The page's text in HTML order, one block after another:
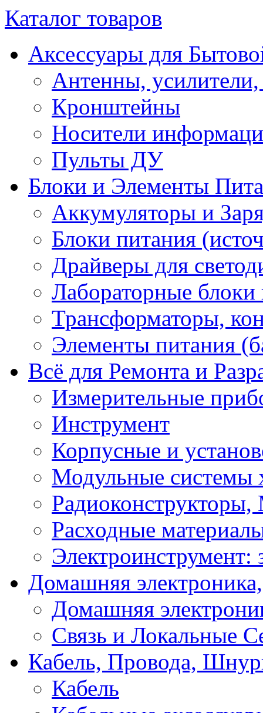
Каталог товаров
Аксессуары для
Антенны, усилители,
Кронштейны
Носители
Пульты ДУ
Блоки и Элементы
Аккумуляторы и
Блоки питания
Драйверы для
Лабораторные блоки
Трансформаторы,
Элементы питания
Всё для Ремонта и
Измерительные
Инструмент
Корпусные и
Модульные системы
Расходные
Электроинструмент:
Домашняя
Домашняя
Связь и Локальные
Кабель, Провода,
Кабель